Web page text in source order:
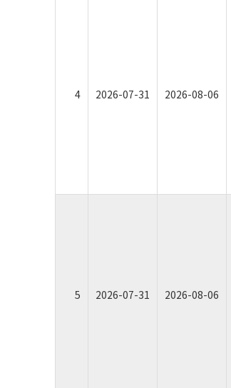
4 2026-07-31 2026-08-06
5 2026-07-31 2026-08-06